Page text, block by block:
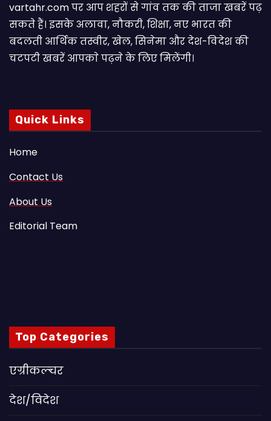
vartahr.com पर आप शहरों से गांव तक की ताजा खबरें पढ़
सकते हैं। इसके अलावा, नौकरी, शिक्षा, नए भारत की
बदलती आर्थिक तस्वीर, खेल, सिनेमा और देश-विदेश की
चटपटी खबरें आपकाे पढ़ने के लिए मिलेंगी।
Quick Links
Home
Contact Us
About Us
Editorial Team
Top Categories
एग्रीकल्चर
देश/विदेश